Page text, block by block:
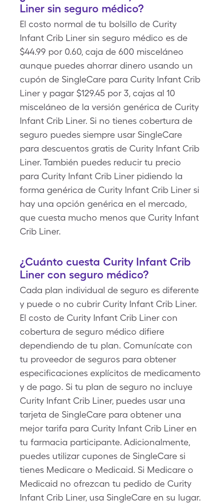
Liner sin seguro médico?
El costo normal de tu bolsillo de Curity
Infant Crib Liner sin seguro médico es de
$44.99 por 0.60, caja de 600 misceláneo
aunque puedes ahorrar dinero usando un
cupón de SingleCare para Curity Infant Crib
Liner y pagar $129.45 por 3, cajas al 10
misceláneo de la versión genérica de Curity
Infant Crib Liner. Si no tienes cobertura de
seguro puedes siempre usar SingleCare
para descuentos gratis de Curity Infant Crib
Liner. También puedes reducir tu precio
para Curity Infant Crib Liner pidiendo la
forma genérica de Curity Infant Crib Liner si
hay una opción genérica en el mercado,
que cuesta mucho menos que Curity Infant
Crib Liner.
¿Cuánto cuesta Curity Infant Crib
Liner con seguro médico?
Cada plan individual de seguro es diferente
y puede o no cubrir Curity Infant Crib Liner.
El costo de Curity Infant Crib Liner con
cobertura de seguro médico difiere
dependiendo de tu plan. Comunícate con
tu proveedor de seguros para obtener
especificaciones explícitos de medicamento
y de pago. Si tu plan de seguro no incluye
Curity Infant Crib Liner, puedes usar una
tarjeta de SingleCare para obtener una
mejor tarifa para Curity Infant Crib Liner en
tu farmacia participante. Adicionalmente,
puedes utilizar cupones de SingleCare si
tienes Medicare o Medicaid. Si Medicare o
Medicaid no ofrezcan tu pedido de Curity
Infant Crib Liner, usa SingleCare en su lugar.